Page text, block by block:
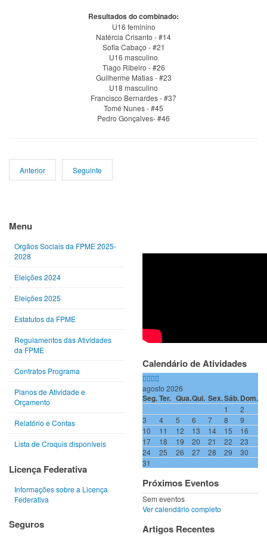
Resultados do combinado:
U16 feminino
Natércia Crisanto - #14
Sofia Cabaço - #21
U16 masculino
Tiago Ribeiro - #26
Guilherme Matias - #23
U18 masculino
Francisco Bernardes - #37
Tomé Nunes - #45
Pedro Gonçalves- #46
Anterior Seguinte
Menu
Orgãos Sociais da FPME 2025-
2028
Eleições 2024
Eleições 2025
Estatutos da FPME
Regulamentos das Atividades
da FPME
Contratos Programa
Planos de Atividade e
Orçamento
Relatório e Contas
Lista de Croquis disponíveis
Licença Federativa
Informações sobre a Licença
Federativa
Seguros
Calendário de Atividades
agosto 2026
Seg.Ter. Qua.Qui. Sex.Sáb.Dom.
1
2
3
4 5 6 7 8
9
10
11 12 13 14 15
16
17
18 19 20 21 22
23
24
25 26 27 28 29
30
31
Próximos Eventos
Sem eventos
Ver calendário completo
Artigos Recentes